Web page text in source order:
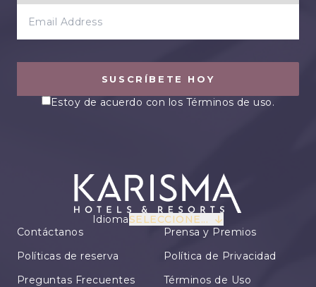
SUSCRÍBETE HOY
Estoy de acuerdo con los Términos de uso.
IdiomaSELECCIONE...
Contáctanos
Políticas de reserva
Preguntas Frecuentes
Prensa y Premios
Política de Privacidad
Términos de Uso